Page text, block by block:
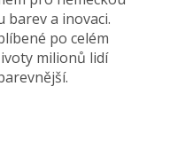
barev a inovaci.
po celém
milionů lidí